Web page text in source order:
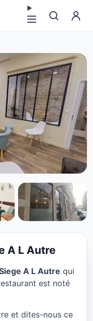
à Lyon
A L Autre
A L Autre qui
est noté
et dites-nous ce